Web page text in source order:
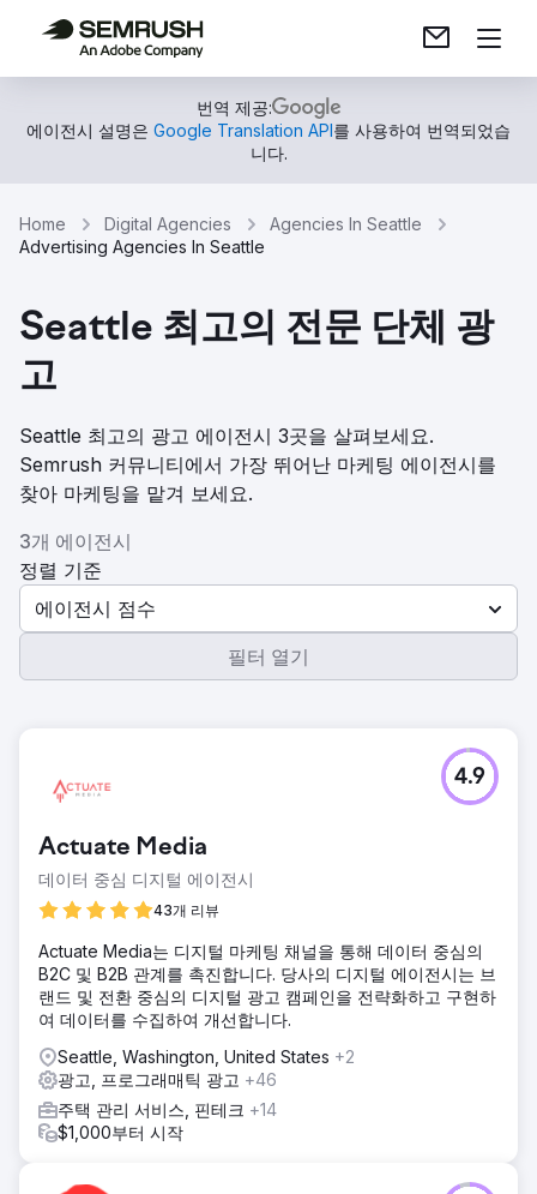
번역 제공:
에이전시 설명은 Google Translation API를 사용하여 번역되었습
니다.
Home Digital Agencies
Agencies In Seattle
Advertising Agencies In Seattle
Seattle 최고의 전문 단체 광
고
Seattle 최고의 광고 에이전시 3곳을 살펴보세요.
Semrush 커뮤니티에서 가장 뛰어난 마케팅 에이전시를
찾아 마케팅을 맡겨 보세요.
3개 에이전시
정렬 기준
에이전시 점수
필터 열기
Actuate Media
데이터 중심 디지털 에이전시
43개 리뷰
4.9
Actuate Media는 디지털 마케팅 채널을 통해 데이터 중심의
B2C 및 B2B 관계를 촉진합니다. 당사의 디지털 에이전시는 브
랜드 및 전환 중심의 디지털 광고 캠페인을 전략화하고 구현하
여 데이터를 수집하여 개선합니다.
Seattle, Washington, United States +2
광고, 프로그래매틱 광고 +46
주택 관리 서비스, 핀테크 +14
$1,000부터 시작